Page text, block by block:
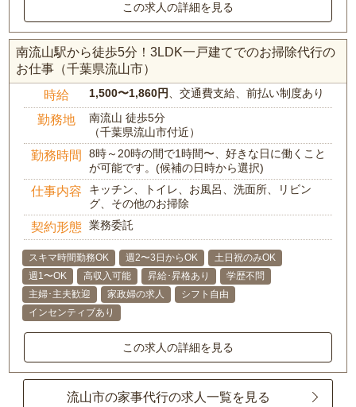
この求人の詳細を見る
南流山駅から徒歩5分！3LDK一戸建てでのお掃除代行の
お仕事（千葉県流山市）
時給 1,500〜1,860円 、交通費支給、前払い制度あり
勤務地
南流山 徒歩5分
（千葉県流山市付近）
勤務時間
8時～20時の間で1時間〜、好きな日に働くこと
が可能です。(候補の日時から選択)
仕事内容
キッチン、トイレ、お風呂、洗面所、リビン
グ、その他のお掃除
契約形態 業務委託
スキマ時間勤務OK 週2〜3日からOK
土日祝のみOK
週1〜OK
高収入可能 昇給･昇格あり
学歴不問
主婦･主夫歓迎
家政婦の求人
シフト自由
インセンティブあり
この求人の詳細を見る
流山市の家事代行の求人一覧を見る